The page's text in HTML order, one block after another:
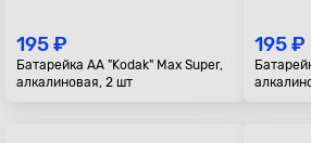
195 ₽
Батарейка AA "Kodak" Max Super,
алкалиновая, 2 шт
195 ₽